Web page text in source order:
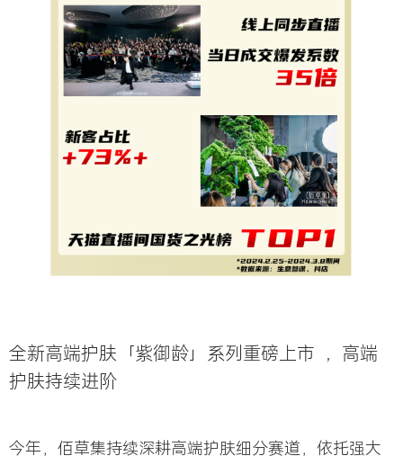
全新高端护肤「紫御龄」系列重磅上市 ， 高端
护肤持续进阶
今年，佰草集持续深耕高端护肤细分赛道，依托强大